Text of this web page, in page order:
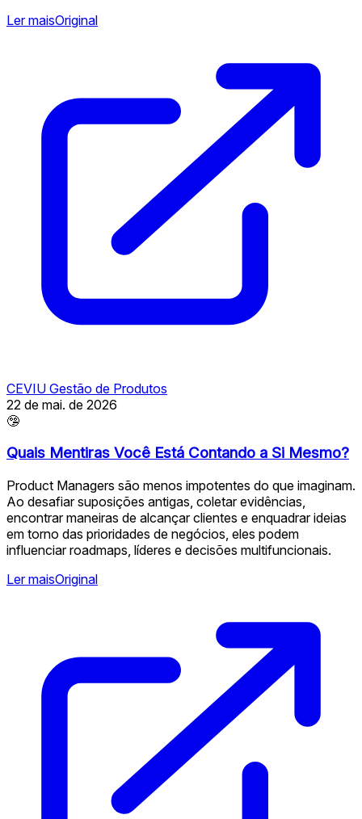
Ler maisOriginal
CEVIU Gestão de Produtos
22 de mai. de 2026
🤥
Quais Mentiras Você Está Contando a Si Mesmo?
Product Managers são menos impotentes do que imaginam.
Ao desafiar suposições antigas, coletar evidências,
encontrar maneiras de alcançar clientes e enquadrar ideias
em torno das prioridades de negócios, eles podem
influenciar roadmaps, líderes e decisões multifuncionais.
Ler maisOriginal